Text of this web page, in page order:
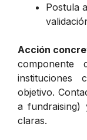
Postula
Acción
componente
instituciones
objetivo.
a
claras.